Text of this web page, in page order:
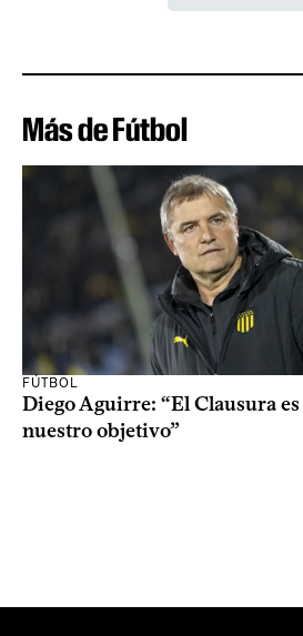
Más de Fútbol
FÚTBOL
Diego Aguirre: “El Clausura es
nuestro objetivo”